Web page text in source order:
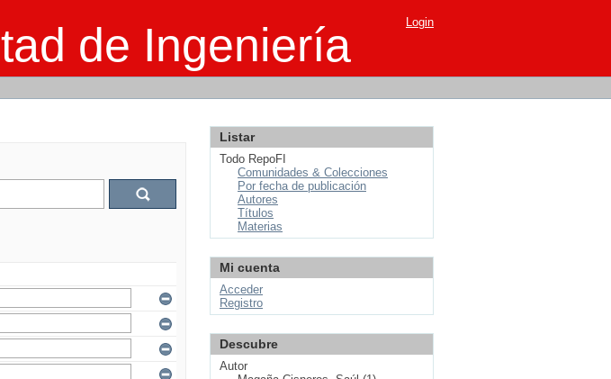
de Ingeniería Login
Listar
Todo RepoFI
Comunidades & Colecciones
Por fecha de publicación
Autores
Títulos
Materias
Mi cuenta
Acceder
Registro
Descubre
Autor